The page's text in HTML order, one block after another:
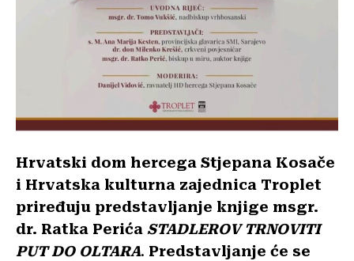
Hrvatski dom hercega Stjepana Kosače
i Hrvatska kulturna zajednica Troplet
priređuju predstavljanje knjige msgr.
dr. Ratka Perića STADLEROV TRNOVITI
PUT DO OLTARA. Predstavljanje će se